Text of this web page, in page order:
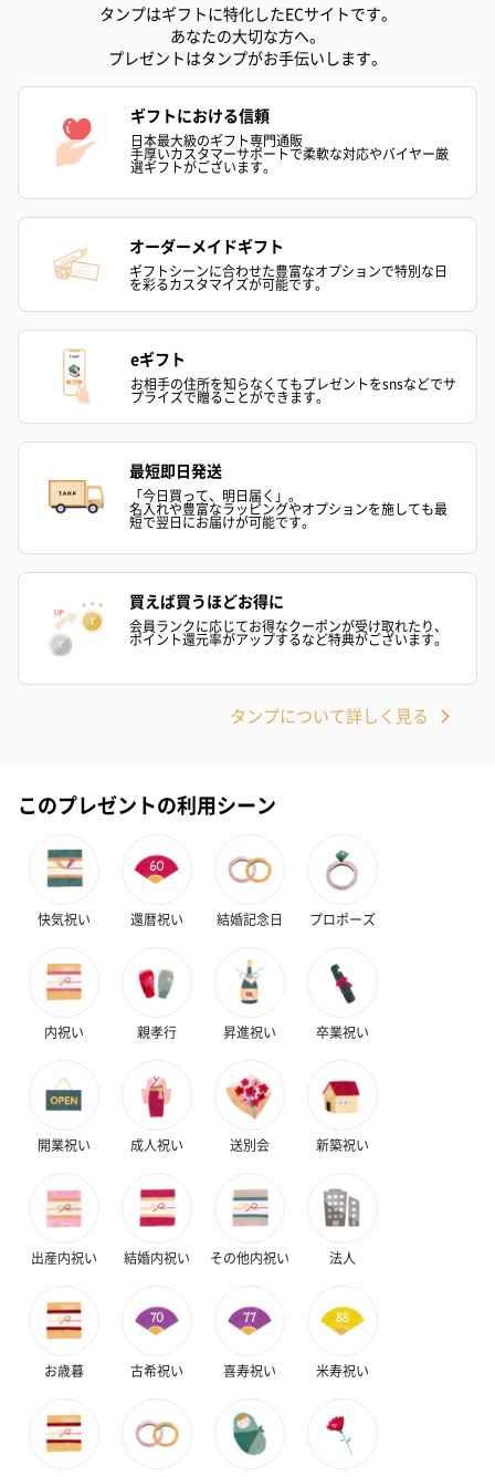
ード（680円）
ード（Thank you）ピ
ンク（680円）
刷なし）（
包装紙
ラッピングを施してお届けいたします。
ゴールド（390円） ピンク（390円） グリーン（
※のし下はご記入いただけません。
結婚祝い（御結婚御
出産祝い（御出産御
結婚祝いちょい足しギフト
結婚祝いギフトへの＋αにおすすめです。新生活を彩るギフトオプ
ションをご用意いたしました。
商品と同梱してお届けいたします。
ブライダルロリポップ
ブライダルロリポップ
タンプはギフトに特化したECサイトです。
あなたの大切な方へ。
プレゼントはタンプがお手伝いします。
ギフトにおける信頼
日本最大級のギフト専門通販
手厚いカスタマーサポートで柔軟な対応やバイヤー厳
選ギフトがございます。
オーダーメイドギフト
ギフトシーンに合わせた豊富なオプションで特別な日
を彩るカスタマイズが可能です。
eギフト
お相手の住所を知らなくてもプレゼントをsnsなどでサ
プライズで贈ることができます。
最短即日発送
「今日買って、明日届く」。
名入れや豊富なラッピングやオプションを施しても最
短で翌日にお届けが可能です。
買えば買うほどお得に
会員ランクに応じてお得なクーポンが受け取れたり、
ポイント還元率がアップするなど特典がございます。
タンプについて詳しく見る
このプレゼントの利用シーン
快気祝い 還暦祝い 結婚記念日 プロポーズ
内祝い 親孝行 昇進祝い 卒業祝い
開業祝い 成人祝い 送別会 新築祝い
出産内祝い 結婚内祝い その他内祝い 法人
お歳暮 古希祝い 喜寿祝い 米寿祝い